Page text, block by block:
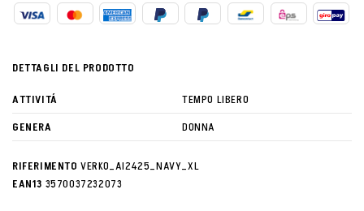
DETTAGLI DEL PRODOTTO
ATTIVITÁ
TEMPO LIBERO
GENERA
DONNA
RIFERIMENTO VERKO_AI2425_NAVY_XL
EAN13 3570037232073